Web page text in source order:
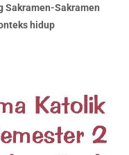
Sakramen-Sakramen
hidup